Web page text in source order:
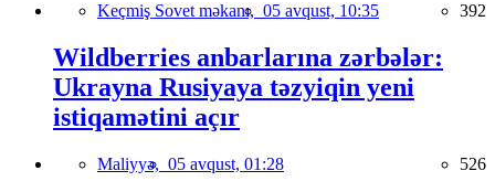
Keçmiş Sovet məkanı, 05 avqust, 10:35 392
Wildberries anbarlarına zərbələr:
Ukrayna Rusiyaya təzyiqin yeni
istiqamətini açır
Maliyyə, 05 avqust, 01:28 526